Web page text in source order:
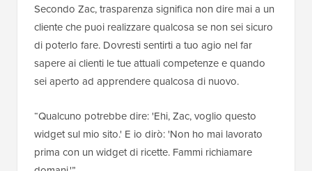
Secondo Zac, trasparenza significa non dire mai a un
cliente che puoi realizzare qualcosa se non sei sicuro
di poterlo fare. Dovresti sentirti a tuo agio nel far
sapere ai clienti le tue attuali competenze e quando
sei aperto ad apprendere qualcosa di nuovo.
“Qualcuno potrebbe dire: 'Ehi, Zac, voglio questo
widget sul mio sito.' E io dirò: 'Non ho mai lavorato
prima con un widget di ricette. Fammi richiamare